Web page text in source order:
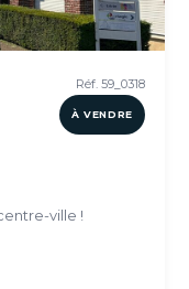
Réf. 59_0318
À VENDRE
ville !